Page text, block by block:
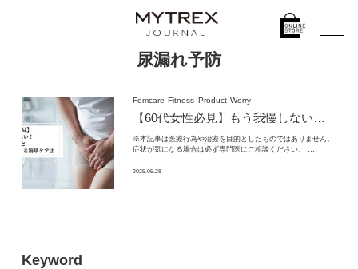
Keyword
尿漏れ予防
Femcare Fitness Product Worry
【60代女性必見】もう我慢しない！
※本記事は医療行為や治療を目的としたものではありません。
症状が気になる場合は必ず専門医にご相談ください。 …
2025.05.28